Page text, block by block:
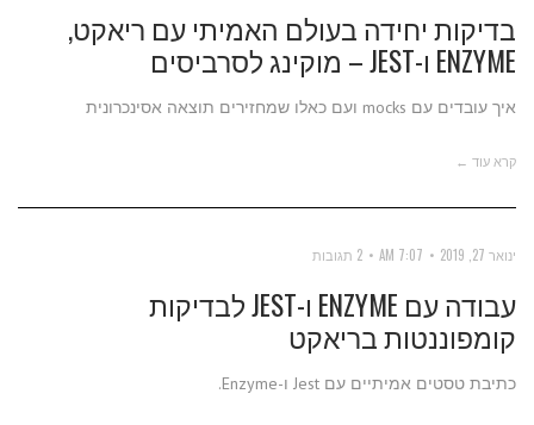
בדיקות יחידה בעולם האמיתי עם ריאקט,
ENZYME ו-JEST – מוקינג לסרביסים
איך עובדים עם mocks ועם כאלו שמחזירים תוצאה אסינכרונית
קרא עוד ←
ינואר 27, 2019 7:07 AM 2 תגובות
עבודה עם ENZYME ו-JEST לבדיקות
קומפוננטות בריאקט
כתיבת טסטים אמיתיים עם Jest ו-Enzyme.